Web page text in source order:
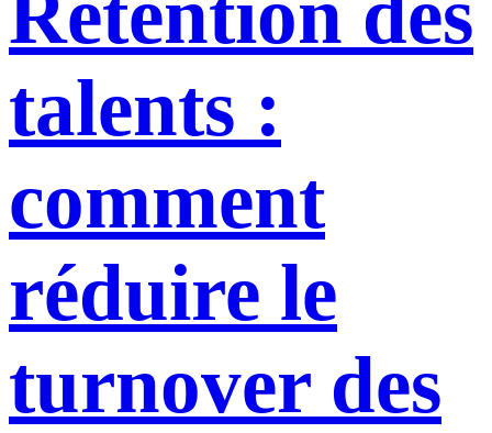
talents :
comment
réduire le
turnover des